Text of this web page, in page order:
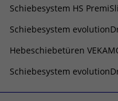
Schiebesystem HS
Schiebesystem
Hebeschiebetüren
Schiebesystem